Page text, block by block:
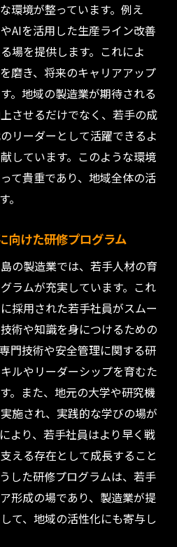
環境が整っています。例え
AIを活用した生産ライン改善
場を提供します。これによ
磨き、将来のキャリアアップ
。地域の製造業が期待される
させるだけでなく、若手の成
リーダーとして活躍できるよ
しています。このような環境
て貴重であり、地域全体の活
向けた研修プログラム
の製造業では、若手人材の育
ラムが充実しています。これ
採用された若手社員がスムー
術や知識を身につけるための
門技術や安全管理に関する研
ルやリーダーシップを育むた
。また、地元の大学や研究機
施され、実践的な学びの場が
より、若手社員はより早く戦
える存在として成長すること
した研修プログラムは、若手
形成の場であり、製造業が提
て、地域の活性化にも寄与し